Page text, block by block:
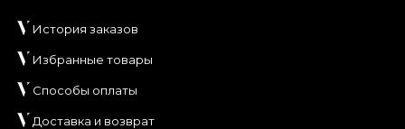
История заказов
Избранные товары
Способы оплаты
Доставка и возврат